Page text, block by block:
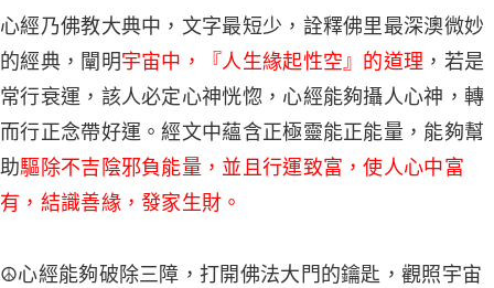
心經乃佛教大典中，文字最短少，詮釋佛里最深澳微妙
的經典，闡明宇宙中，『人生緣起性空』的道理 ，若是
常行衰運，該人必定心神恍惚，心經能夠攝人心神，轉
而行正念帶好運。經文中蘊含正極靈能正能量，能夠幫
助驅除不吉陰邪負能量，並且行運致富，使人心中富
有，結識善緣，發家生財。
☮心經能夠破除三障，打開佛法大門的鑰匙，觀照宇宙